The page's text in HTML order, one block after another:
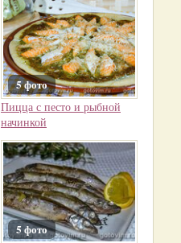
5 фото
Пицца с песто и рыбной
начинкой
5 фото